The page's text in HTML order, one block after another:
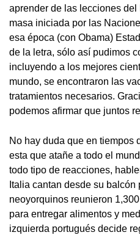
aprender de las lecciones
masa iniciada por las
esa época (con Obama)
de la letra, sólo así pudimos
incluyendo a los mejores
mundo, se encontraron las
tratamientos necesarios.
podemos afirmar que juntos
No hay duda que en tiempos
esta que atañe a todo el
todo tipo de reacciones,
Italia cantan desde su
neoyorquinos reunieron
para entregar alimentos y
izquierda portugués decide